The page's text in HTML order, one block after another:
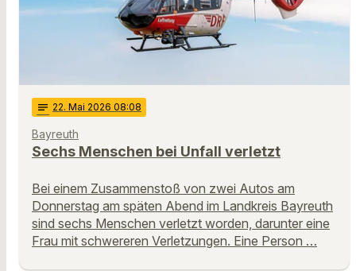
notes 22. Mai 2026 08:08
Bayreuth
Sechs Menschen bei Unfall verletzt
Bei einem Zusammenstoß von zwei Autos am
Donnerstag am späten Abend im Landkreis Bayreuth
sind sechs Menschen verletzt worden, darunter eine
Frau mit schwereren Verletzungen. Eine Person …